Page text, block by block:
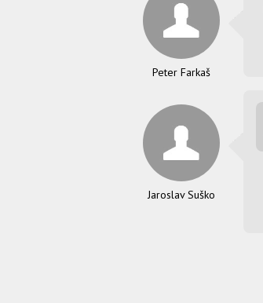
Peter Farkaš
Jaroslav Suško